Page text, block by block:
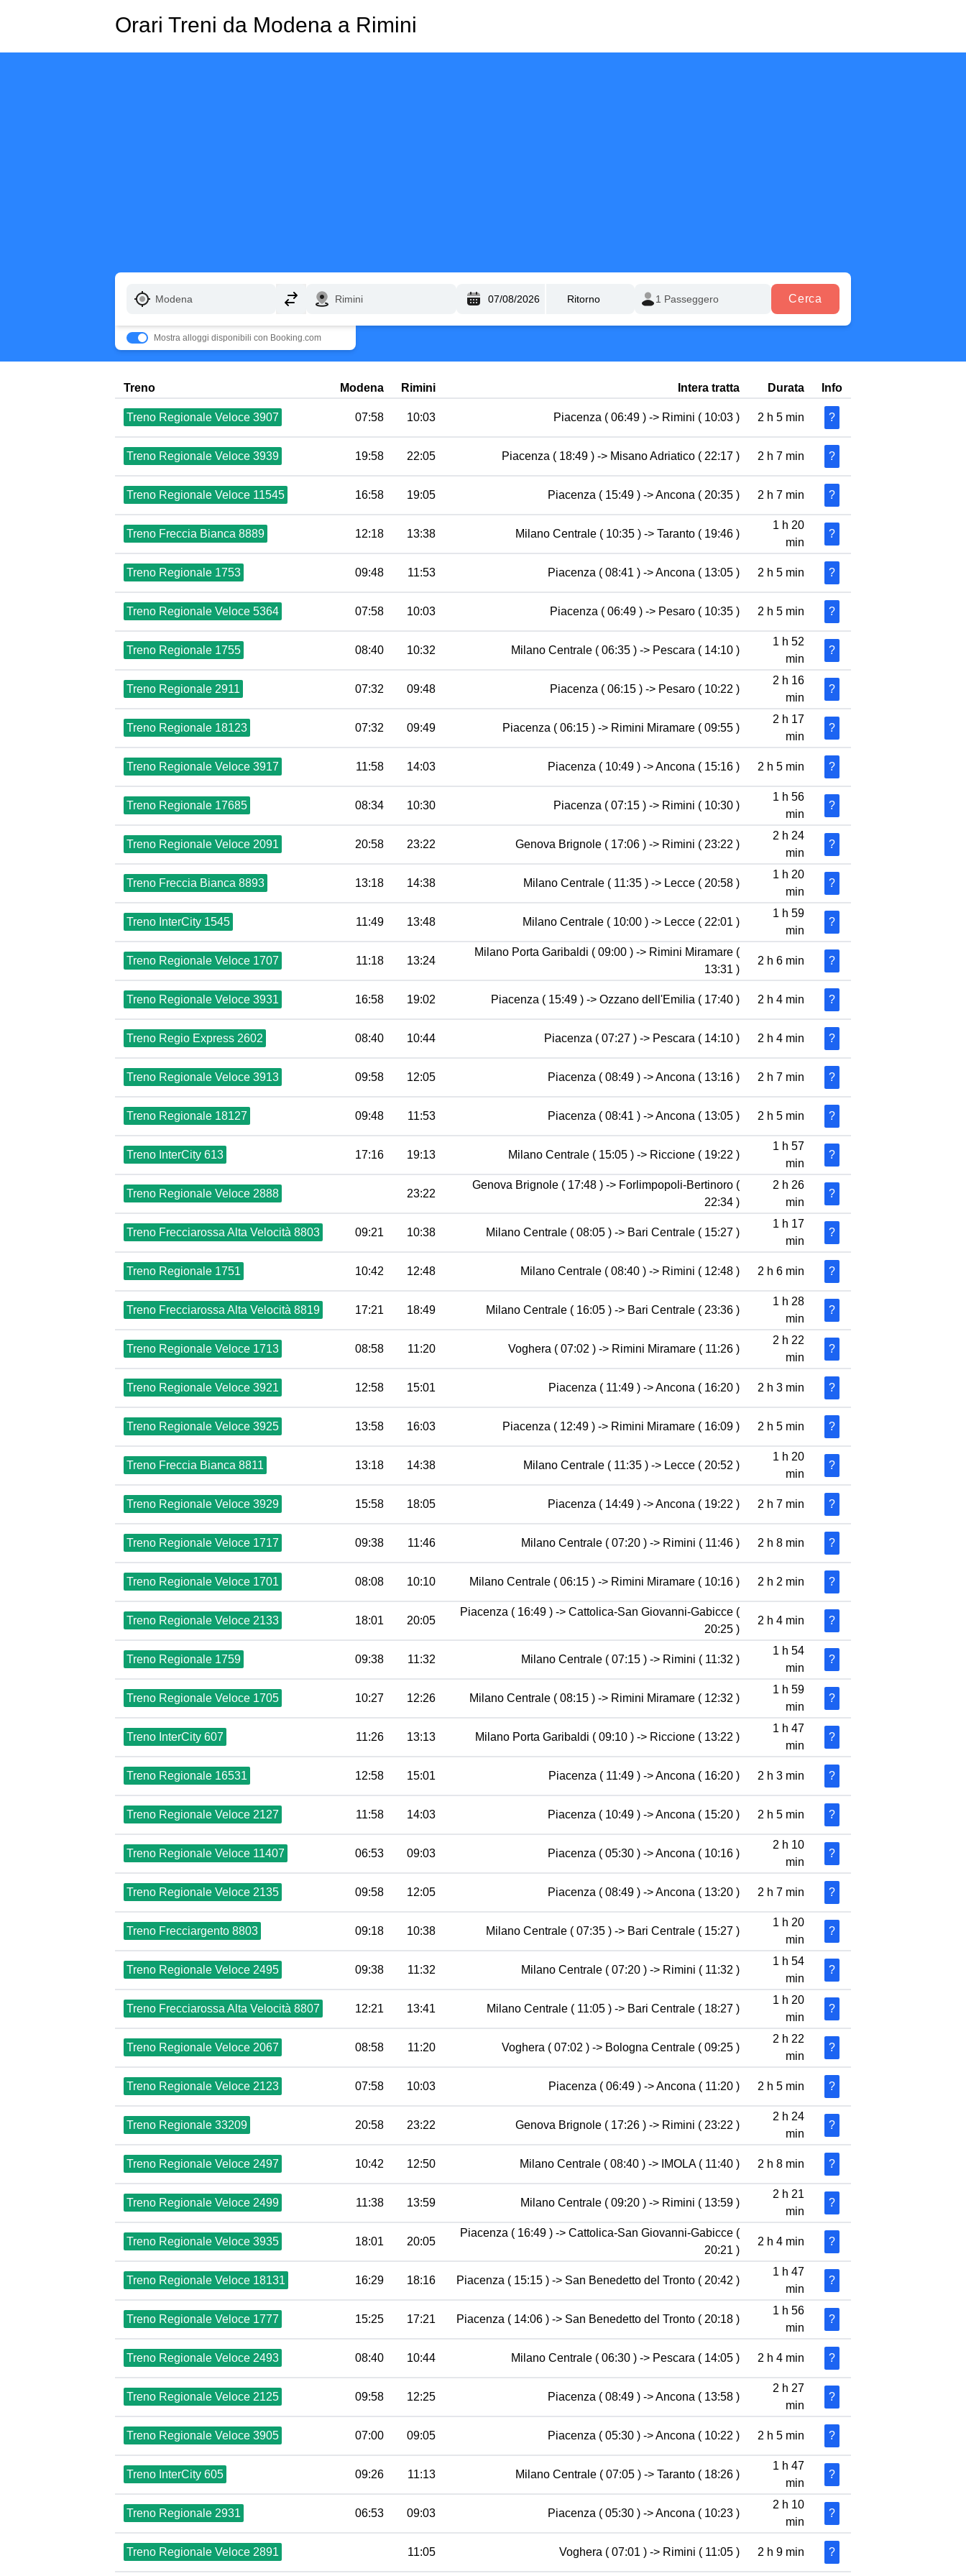
Orari Treni da Modena a Rimini
Cerca
Mostra alloggi disponibili con Booking.com
Treno Modena Rimini Intera tratta Durata Info
Treno Regionale Veloce 3907 07:58 10:03 Piacenza ( 06:49 ) -> Rimini ( 10:03 ) 2 h 5 min ?
Treno Regionale Veloce 3939 19:58 22:05 Piacenza ( 18:49 ) -> Misano Adriatico ( 22:17 ) 2 h 7 min ?
Treno Regionale Veloce 11545 16:58 19:05 Piacenza ( 15:49 ) -> Ancona ( 20:35 ) 2 h 7 min ?
Treno Freccia Bianca 8889 12:18 13:38 Milano Centrale ( 10:35 ) -> Taranto ( 19:46 )
1 h 20
min
?
Treno Regionale 1753 09:48 11:53 Piacenza ( 08:41 ) -> Ancona ( 13:05 ) 2 h 5 min ?
Treno Regionale Veloce 5364 07:58 10:03 Piacenza ( 06:49 ) -> Pesaro ( 10:35 ) 2 h 5 min ?
Treno Regionale 1755 08:40 10:32 Milano Centrale ( 06:35 ) -> Pescara ( 14:10 )
1 h 52
min
?
Treno Regionale 2911 07:32 09:48 Piacenza ( 06:15 ) -> Pesaro ( 10:22 )
2 h 16
min
?
Treno Regionale 18123 07:32 09:49 Piacenza ( 06:15 ) -> Rimini Miramare ( 09:55 )
2 h 17
min
?
Treno Regionale Veloce 3917 11:58 14:03 Piacenza ( 10:49 ) -> Ancona ( 15:16 ) 2 h 5 min ?
Treno Regionale 17685 08:34 10:30 Piacenza ( 07:15 ) -> Rimini ( 10:30 )
1 h 56
min
?
Treno Regionale Veloce 2091 20:58 23:22 Genova Brignole ( 17:06 ) -> Rimini ( 23:22 )
2 h 24
min
?
Treno Freccia Bianca 8893 13:18 14:38 Milano Centrale ( 11:35 ) -> Lecce ( 20:58 )
1 h 20
min
?
Treno InterCity 1545 11:49 13:48 Milano Centrale ( 10:00 ) -> Lecce ( 22:01 )
1 h 59
min
?
Treno Regionale Veloce 1707 11:18 13:24
Milano Porta Garibaldi ( 09:00 ) -> Rimini Miramare (
13:31 )
2 h 6 min ?
Treno Regionale Veloce 3931 16:58 19:02 Piacenza ( 15:49 ) -> Ozzano dell'Emilia ( 17:40 ) 2 h 4 min ?
Treno Regio Express 2602 08:40 10:44 Piacenza ( 07:27 ) -> Pescara ( 14:10 ) 2 h 4 min ?
Treno Regionale Veloce 3913 09:58 12:05 Piacenza ( 08:49 ) -> Ancona ( 13:16 ) 2 h 7 min ?
Treno Regionale 18127 09:48 11:53 Piacenza ( 08:41 ) -> Ancona ( 13:05 ) 2 h 5 min ?
Treno InterCity 613 17:16 19:13 Milano Centrale ( 15:05 ) -> Riccione ( 19:22 )
1 h 57
min
?
Treno Regionale Veloce 2888 23:22
Genova Brignole ( 17:48 ) -> Forlimpopoli-Bertinoro (
22:34 )
2 h 26
min
?
Treno Frecciarossa Alta Velocità 8803 09:21 10:38 Milano Centrale ( 08:05 ) -> Bari Centrale ( 15:27 )
1 h 17
min
?
Treno Regionale 1751 10:42 12:48 Milano Centrale ( 08:40 ) -> Rimini ( 12:48 ) 2 h 6 min ?
Treno Frecciarossa Alta Velocità 8819 17:21 18:49 Milano Centrale ( 16:05 ) -> Bari Centrale ( 23:36 )
1 h 28
min
?
Treno Regionale Veloce 1713 08:58 11:20 Voghera ( 07:02 ) -> Rimini Miramare ( 11:26 )
2 h 22
min
?
Treno Regionale Veloce 3921 12:58 15:01 Piacenza ( 11:49 ) -> Ancona ( 16:20 ) 2 h 3 min ?
Treno Regionale Veloce 3925 13:58 16:03 Piacenza ( 12:49 ) -> Rimini Miramare ( 16:09 ) 2 h 5 min ?
Treno Freccia Bianca 8811 13:18 14:38 Milano Centrale ( 11:35 ) -> Lecce ( 20:52 )
1 h 20
min
?
Treno Regionale Veloce 3929 15:58 18:05 Piacenza ( 14:49 ) -> Ancona ( 19:22 ) 2 h 7 min ?
Treno Regionale Veloce 1717 09:38 11:46 Milano Centrale ( 07:20 ) -> Rimini ( 11:46 ) 2 h 8 min ?
Treno Regionale Veloce 1701 08:08 10:10 Milano Centrale ( 06:15 ) -> Rimini Miramare ( 10:16 ) 2 h 2 min ?
Treno Regionale Veloce 2133 18:01 20:05
Piacenza ( 16:49 ) -> Cattolica-San Giovanni-Gabicce (
20:25 )
2 h 4 min ?
Treno Regionale 1759 09:38 11:32 Milano Centrale ( 07:15 ) -> Rimini ( 11:32 )
1 h 54
min
?
Treno Regionale Veloce 1705 10:27 12:26 Milano Centrale ( 08:15 ) -> Rimini Miramare ( 12:32 )
1 h 59
min
?
Treno InterCity 607 11:26 13:13 Milano Porta Garibaldi ( 09:10 ) -> Riccione ( 13:22 )
1 h 47
min
?
Treno Regionale 16531 12:58 15:01 Piacenza ( 11:49 ) -> Ancona ( 16:20 ) 2 h 3 min ?
Treno Regionale Veloce 2127 11:58 14:03 Piacenza ( 10:49 ) -> Ancona ( 15:20 ) 2 h 5 min ?
Treno Regionale Veloce 11407 06:53 09:03 Piacenza ( 05:30 ) -> Ancona ( 10:16 )
2 h 10
min
?
Treno Regionale Veloce 2135 09:58 12:05 Piacenza ( 08:49 ) -> Ancona ( 13:20 ) 2 h 7 min ?
Treno Frecciargento 8803 09:18 10:38 Milano Centrale ( 07:35 ) -> Bari Centrale ( 15:27 )
1 h 20
min
?
Treno Regionale Veloce 2495 09:38 11:32 Milano Centrale ( 07:20 ) -> Rimini ( 11:32 )
1 h 54
min
?
Treno Frecciarossa Alta Velocità 8807 12:21 13:41 Milano Centrale ( 11:05 ) -> Bari Centrale ( 18:27 )
1 h 20
min
?
Treno Regionale Veloce 2067 08:58 11:20 Voghera ( 07:02 ) -> Bologna Centrale ( 09:25 )
2 h 22
min
?
Treno Regionale Veloce 2123 07:58 10:03 Piacenza ( 06:49 ) -> Ancona ( 11:20 ) 2 h 5 min ?
Treno Regionale 33209 20:58 23:22 Genova Brignole ( 17:26 ) -> Rimini ( 23:22 )
2 h 24
min
?
Treno Regionale Veloce 2497 10:42 12:50 Milano Centrale ( 08:40 ) -> IMOLA ( 11:40 ) 2 h 8 min ?
Treno Regionale Veloce 2499 11:38 13:59 Milano Centrale ( 09:20 ) -> Rimini ( 13:59 )
2 h 21
min
?
Treno Regionale Veloce 3935 18:01 20:05
Piacenza ( 16:49 ) -> Cattolica-San Giovanni-Gabicce (
20:21 )
2 h 4 min ?
Treno Regionale Veloce 18131 16:29 18:16 Piacenza ( 15:15 ) -> San Benedetto del Tronto ( 20:42 )
1 h 47
min
?
Treno Regionale Veloce 1777 15:25 17:21 Piacenza ( 14:06 ) -> San Benedetto del Tronto ( 20:18 )
1 h 56
min
?
Treno Regionale Veloce 2493 08:40 10:44 Milano Centrale ( 06:30 ) -> Pescara ( 14:05 ) 2 h 4 min ?
Treno Regionale Veloce 2125 09:58 12:25 Piacenza ( 08:49 ) -> Ancona ( 13:58 )
2 h 27
min
?
Treno Regionale Veloce 3905 07:00 09:05 Piacenza ( 05:30 ) -> Ancona ( 10:22 ) 2 h 5 min ?
Treno InterCity 605 09:26 11:13 Milano Centrale ( 07:05 ) -> Taranto ( 18:26 )
1 h 47
min
?
Treno Regionale 2931 06:53 09:03 Piacenza ( 05:30 ) -> Ancona ( 10:23 )
2 h 10
min
?
Treno Regionale Veloce 2891 11:05 Voghera ( 07:01 ) -> Rimini ( 11:05 ) 2 h 9 min ?